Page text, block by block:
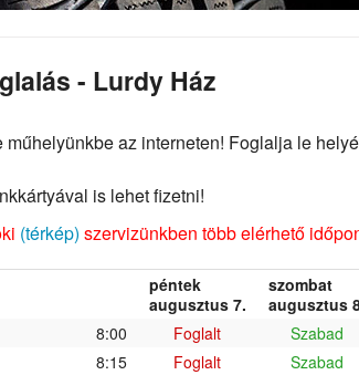
- Lurdy Ház
műhelyünkbe az interneten! Foglalja le
is lehet fizetni!
(térkép) szervizünkben több elérhető
péntek
augusztus 7.
szombat
augusztus
8:00
Foglalt Szabad
8:15
Foglalt Szabad